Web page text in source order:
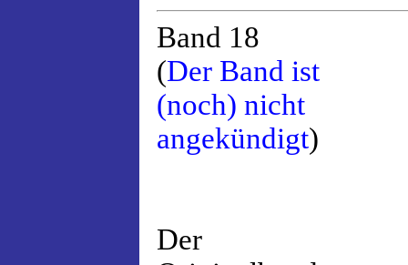
Band 18
(Der Band ist
(noch) nicht
angekündigt)
Der